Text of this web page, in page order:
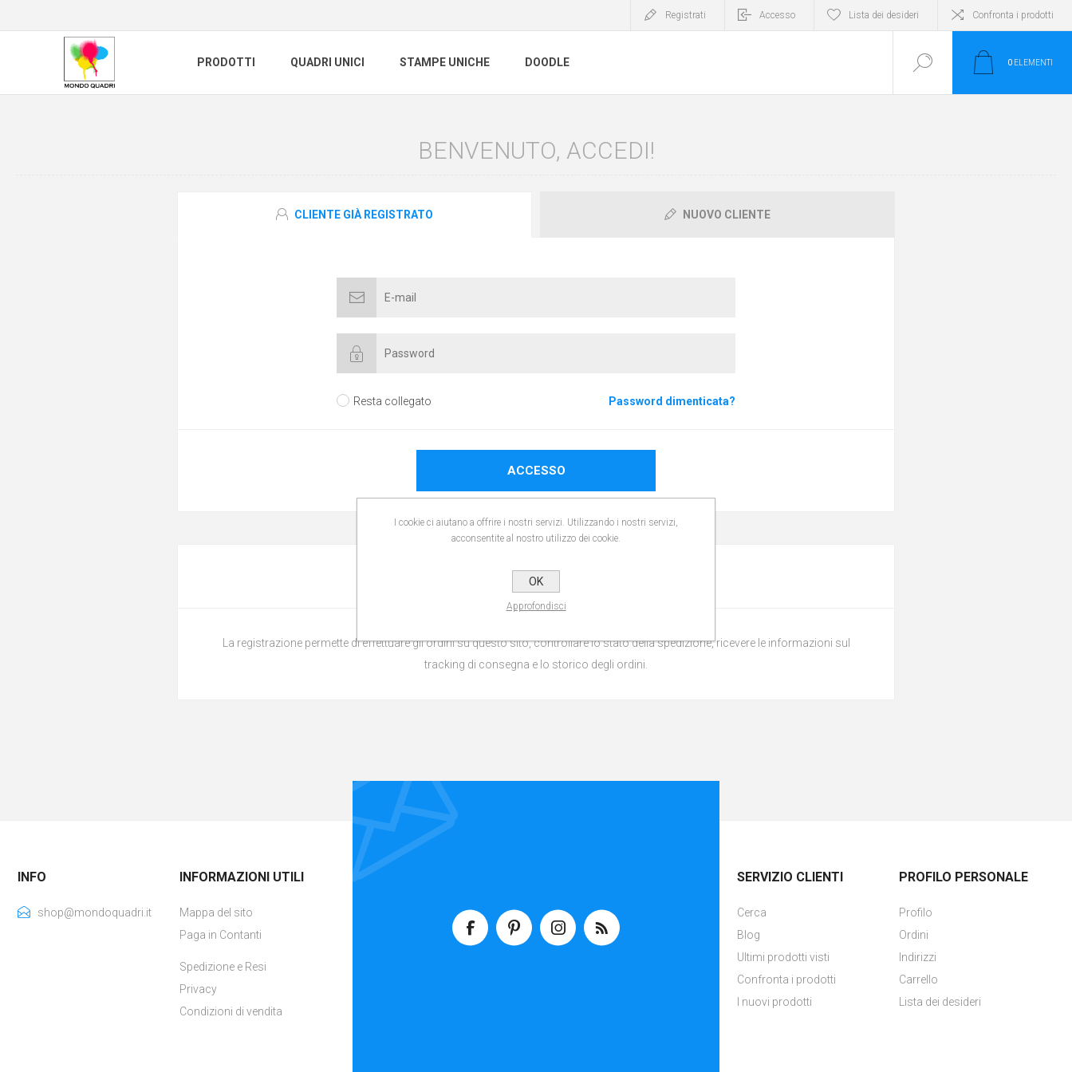
Registrati Accesso Lista dei desideri Confronta i prodotti
PRODOTTI QUADRI UNICI STAMPE UNICHE DOODLE 0 ELEMENTI
BENVENUTO, ACCEDI!
CLIENTE GIÀ REGISTRATO NUOVO CLIENTE
Resta collegato Password dimenticata?
ACCESSO
LOGIN / REGISTRAZIONE
La registrazione permette di effettuare gli ordini su questo sito, controllare lo stato della spedizione, ricevere le informazioni sul
tracking di consegna e lo storico degli ordini.
INFO
shop@mondoquadri.it
INFORMAZIONI UTILI
Mappa del sito
Paga in Contanti
Spedizione e Resi
Privacy
Condizioni di vendita
SERVIZIO CLIENTI
Cerca
Blog
Ultimi prodotti visti
Confronta i prodotti
I nuovi prodotti
PROFILO PERSONALE
Profilo
Ordini
Indirizzi
Carrello
Lista dei desideri
I cookie ci aiutano a offrire i nostri servizi. Utilizzando i nostri servizi,
acconsentite al nostro utilizzo dei cookie.
OK
Approfondisci